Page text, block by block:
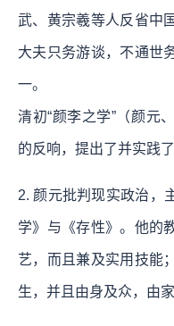
武、黄宗羲等人反省中
大夫只务游谈，不通世
一。
清初“颜李之学”（颜元
的反响，提出了并实践
2. 颜元批判现实政治，
学》与《存性》。他的
艺，而且兼及实用技能
生，并且由身及众，由家